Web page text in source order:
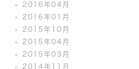
2016年04月
2016年01月
2015年10月
2015年04月
2015年03月
2014年11月